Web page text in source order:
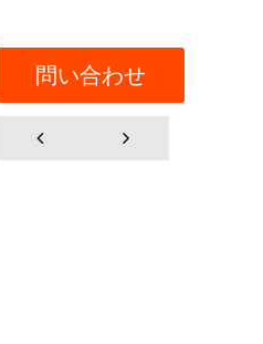
材料とプロセス
全のために304個のステンレス鋼で
り、BPAフリーではないプラスチッ
するためのシリコンアンチスリップ
問い合わせ